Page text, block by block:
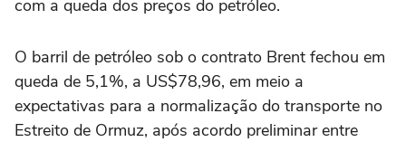
com a queda dos ⁠preços do petróleo.
O barril de petróleo sob o contrato Brent fechou em
queda de 5,1%, a US$78,96, em meio a
expectativas para a ‌normalização do transporte no
Estreito de Ormuz, após acordo preliminar entre